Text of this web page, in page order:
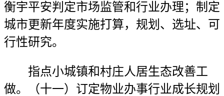
衡宇平安判定市场监管和行业办理；制定
城市更新年度实施打算，规划、选址、可
行性研究。
指点小城镇和村庄人居生态改善工
做。（十一）订定物业办事行业成长规划